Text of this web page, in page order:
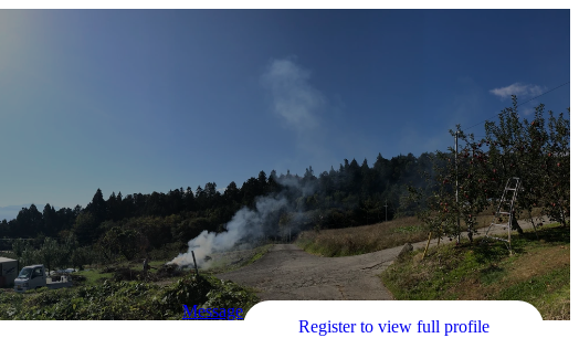
Message
Register to view full profile